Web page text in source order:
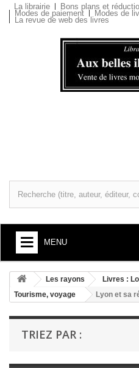
La librairie Bons plans et
Modes de paiement Modes de
La revue de web des livres
MENU
LIVRES : ARTS ET SOCIÉTÉ
LIVRES : LITTÉRATURE
LIVRES : JEUNESSE
Les rayons
Livres :
Tourisme, voyage
Lyon et sa
TRIEZ PAR :